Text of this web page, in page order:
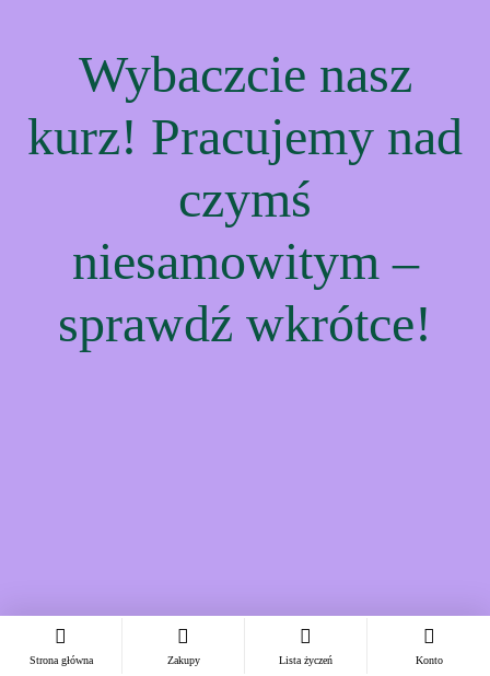
Wybaczcie nasz
kurz! Pracujemy nad
czymś
niesamowitym –
sprawdź wkrótce!
Strona główna Zakupy Lista życzeń Konto